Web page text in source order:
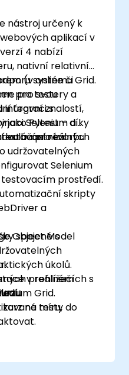
nástroj určený k
aplikací v
4 nabízí
nativní relativní
systému Grid.
pro svou
integraci s
jako Pytest – díky
volbu pro tvorbu
udržovatelných
(v online či
pro testery a
úrovní znalostí,
Selenium a
reálných
účastníci
Selenium
testovacím prostředí.
skripty
a
Object Model
prohlížečích s
Grid.
testy do
postupy pro
spojené s
úkolů.
v reálném
na míru,